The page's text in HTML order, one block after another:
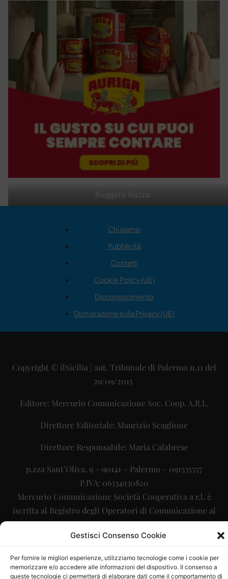
Gestisci Consenso Cookie
Per fornire le migliori esperienze, utilizziamo tecnologie come i cookie per
memorizzare e/o accedere alle informazioni del dispositivo. Il consenso a
queste tecnologie ci permetterà di elaborare dati come il comportamento di
Ruggero Razza
Chi siamo
Pubblicità
Contatti
Cookie Policy (UE)
Disconoscimento
Dichiarazione sulla Privacy (UE)
Copyright © ilSicilia | aut. Tribunale di Palermo n.11 del
29/09/2015
Editore: Mercurio Comunicazione Soc. Coop. A.R.L.
Direttore Editoriale: Maurizio Scaglione
Direttore Responsabile: Maria Calabrese
p.zza Sant’Oliva, 9 – 90141 – Palermo – 091335557
P.IVA: 06334930820
Mercurio Comunicazione Società Cooperativa a r.l. è
iscritta al Registro degli Operatori di Comunicazione al
numero 26988